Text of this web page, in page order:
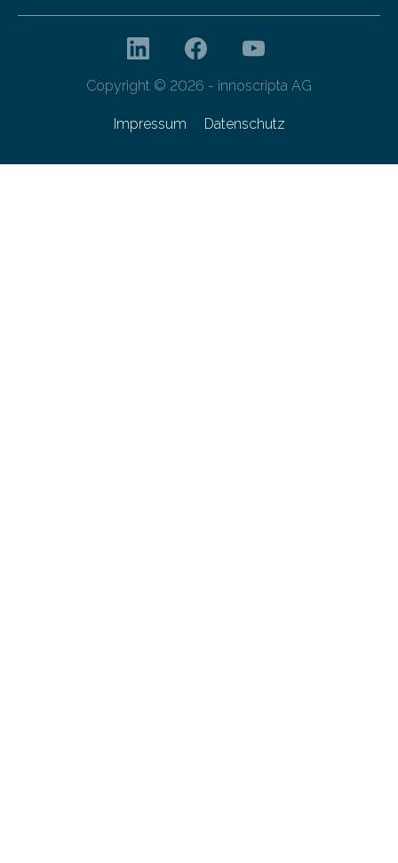
Copyright © 2026 - innoscripta AG
Impressum Datenschutz